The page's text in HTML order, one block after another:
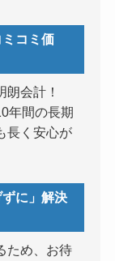
コミ価
会計！
年間の長期
長く安心が
に」解決
ため、お待